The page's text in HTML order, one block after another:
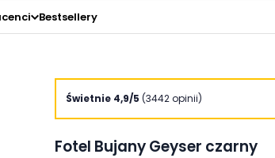
Bestsellery
Świetnie 4,9/5 (3442 opinii)
Fotel Bujany Geyser czarny